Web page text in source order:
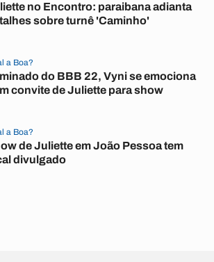
no Encontro: paraibana adianta
sobre turnê 'Caminho'
a Boa?
do BBB 22, Vyni se emociona
convite de Juliette para show
a Boa?
de Juliette em João Pessoa tem
divulgado